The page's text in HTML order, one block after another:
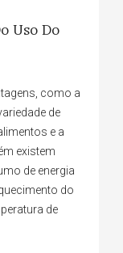
Uso Do
como a
de
e a
existem
de energia
do
de